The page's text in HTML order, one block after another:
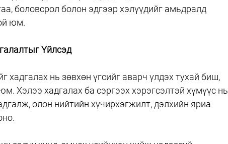
боловсрол болон эдгээр хэлүүдийг амьдралд
юм.
Үйлсэд
хадгалах нь зөвхөн үгсийг аварч үлдэх тухай биш,
Хэлээ хадгалах ба сэргээх хэрэгсэлтэй хүмүүс нь
олон нийтийн хүчирхэгжилт, дэлхийн яриа